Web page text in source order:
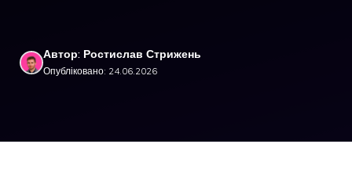
Автор: Ростислав Стрижень
Опубліковано: 24.06.2026